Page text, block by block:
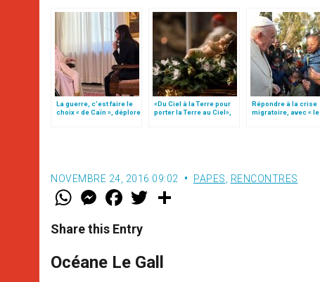
La guerre, c’est faire le
choix « de Caïn », déplore
«Du Ciel à la Terre pour
porter la Terre au Ciel»,
Répondre à la crise
migratoire, avec « le
NOVEMBRE 24, 2016 09:02 PAPES RENCONTRES
W
t
s
p
p
M
e
s
e
g
e
F
a
e
b
o
k
w
r
Share this Entry
Océane Le Gall